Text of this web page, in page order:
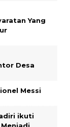
Yang
Desa
Messi
ikuti